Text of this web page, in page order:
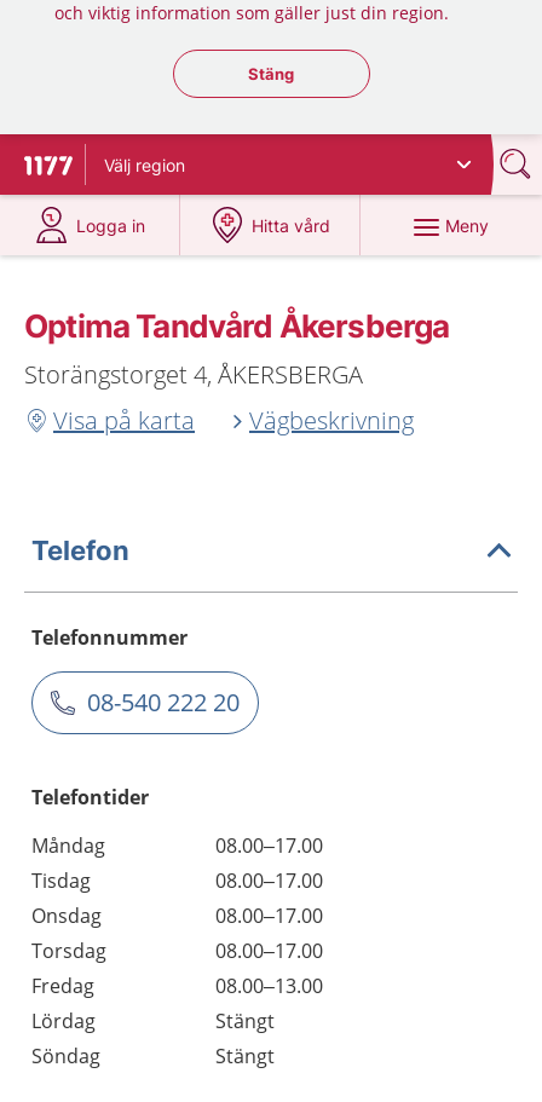
och viktig information som gäller just din region.
Stäng regionsväljaren
Stäng
Till startsidan för 1177
Välj region
Logga in
på 1177.se
Hitta vård
på 1177.se
Meny
Optima Tandvård Åkersberga
Storängstorget 4, ÅKERSBERGA
Visa på karta
Vägbeskrivning
Telefon
Telefonnummer
08-540 222 20
Telefontider
Måndag
08.00–17.00
Tisdag
08.00–17.00
Onsdag
08.00–17.00
Torsdag
08.00–17.00
Fredag
08.00–13.00
Lördag
Stängt
Söndag
Stängt